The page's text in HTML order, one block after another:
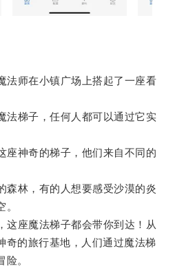
师在小镇广场上搭起了一座看
梯子，任何人都可以通过它实
神奇的梯子，他们来自不同的
林，有的人想要感受沙漠的炎
座魔法梯子都会带你到达！从
奇的旅行基地，人们通过魔法梯
。